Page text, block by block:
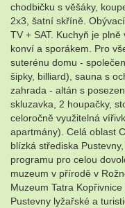
chodbičku s věšáky,
2x3, šatní skříně.
TV + SAT. Kuchyň je
konví a sporákem. Pro
suterénu domu -
šipky, billiard), sauna s
zahrada - altán s
skluzavka, 2 houpačky,
celoročně využitelná
apartmány). Celá oblast
blízká střediska
programu pro celou
muzeum v přírodě v
Muzeum Tatra
Pustevny lyžařské a